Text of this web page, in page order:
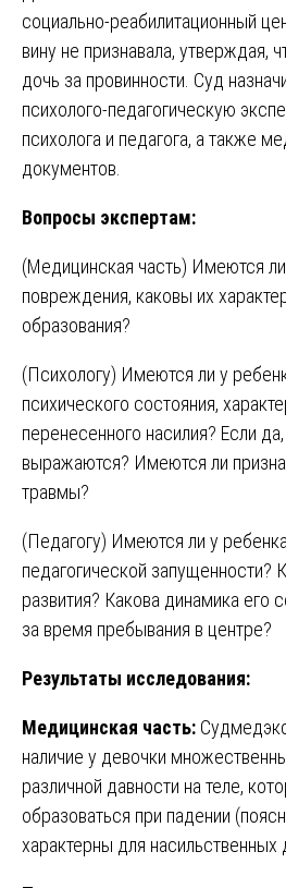
социально-реабилитационный
вину не признавала, утверждая,
дочь за провинности. Суд
психолого-педагогическую
психолога и педагога, а также
документов.
Вопросы экспертам:
(Медицинская часть) Имеются
повреждения, каковы их
образования?
(Психологу) Имеются ли у
психического состояния,
перенесенного насилия? Если
выражаются? Имеются ли
травмы?
(Педагогу) Имеются ли у
педагогической запущенности?
развития? Какова динамика его
за время пребывания в центре?
Результаты исследования:
Медицинская часть:
наличие у девочки
различной давности на теле,
образоваться при падении
характерны для насильственных